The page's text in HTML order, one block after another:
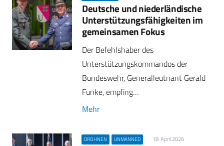
Deutsche und niederländische
Unterstützungsfähigkeiten im
gemeinsamen Fokus
Der Befehlshaber des
Unterstützungskommandos der
Bundeswehr, Generalleutnant Gerald
Funke, empfing…
Mehr
DROHNEN UNMANNED 18. April 2026